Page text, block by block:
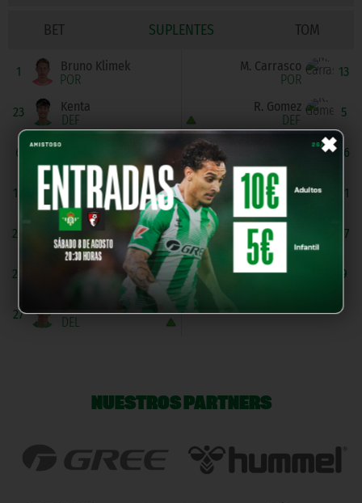
×
BET SUPLENTES TOM
1
POR
Bruno Klimek
23
DEF
Kenta
6
MED
Marcos Mora
19
MED
C. Cordón
20
DEL
Alberto De Haro
24
27
DEL
13
POR
M. Carrasco
5
DEF
R. Gomez
16
11
J. Vargas
17
MED
José Mari
9
M. Ben
NUESTROS PARTNERS